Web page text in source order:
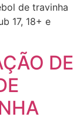
de travinha
17, 18+ e
DE